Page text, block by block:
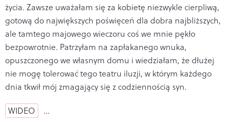
życia. Zawsze uważałam się za kobietę niezwykle cierpliwą,
gotową do największych poświęceń dla dobra najbliższych,
ale tamtego majowego wieczoru coś we mnie pękło
bezpowrotnie. Patrzyłam na zapłakanego wnuka,
opuszczonego we własnym domu i wiedziałam, że dłużej
nie mogę tolerować tego teatru iluzji, w którym każdego
dnia tkwił mój zmagający się z codziennością syn.
WIDEO …